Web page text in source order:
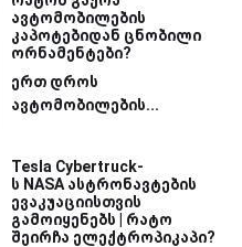
ავტომობილების
კაპოტებიდან ცნობილი
ორნამენტები?
ერთ დროს
ავტომობილების...
Tesla Cybertruck-
ს NASA ასტრონავტების
ევაკუაციისთვის
გამოიყენებს | რატო
შეირჩა ელექტროპიკაპი?